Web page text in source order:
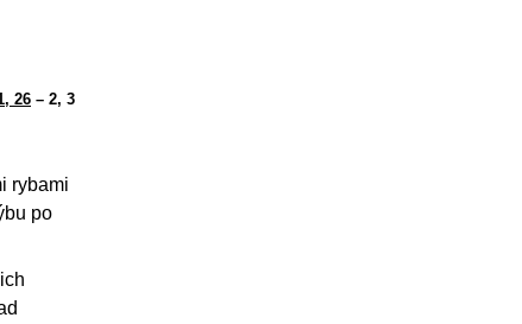
26 – 2, 3
rybami
po